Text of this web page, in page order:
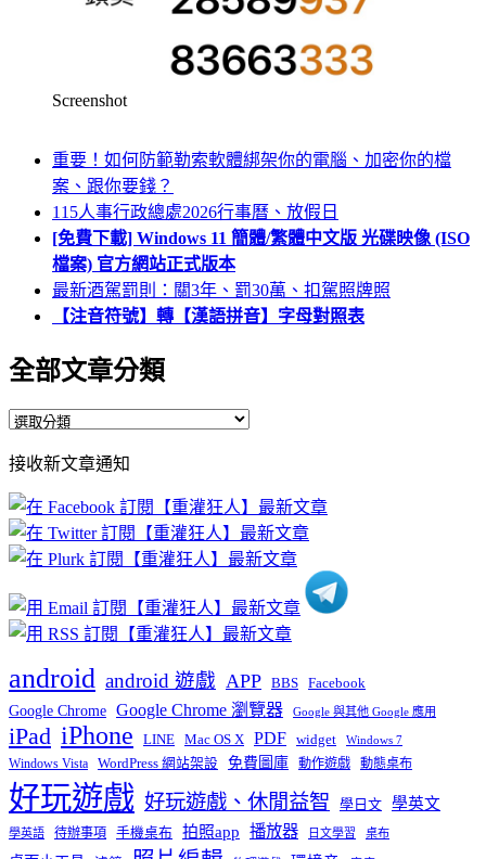
Screenshot
重要！如何防範勒索軟體綁架你的電腦、加密你的檔
案、跟你要錢？
115人事行政總處2026行事曆、放假日
[免費下載] Windows 11 簡體/繁體中文版 光碟映像 (ISO
檔案) 官方網站正式版本
最新酒駕罰則：關3年、罰30萬、扣駕照牌照
【注音符號】轉【漢語拼音】字母對照表
全部文章分類
全
文
章
分
類
接收新文章通知
android android 遊戲 APP BBS Facebook
Google Chrome Google Chrome 瀏覽器 Google 與其他 Google 應用
iPad iPhone LINE Mac OS X PDF widget Windows 7
Windows Vista WordPress 網站架設 免費圖庫 動作遊戲 動態桌布
好玩遊戲 好玩遊戲、休閒益智 學日文 學英文
學英語 待辦事項 手機桌布 拍照app 播放器 日文學習 桌布